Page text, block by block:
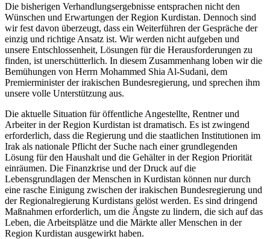
Die bisherigen Verhandlungsergebnisse entsprachen nicht den
Wünschen und Erwartungen der Region Kurdistan. Dennoch sind
wir fest davon überzeugt, dass ein Weiterführen der Gespräche der
einzig und richtige Ansatz ist. Wir werden nicht aufgeben und
unsere Entschlossenheit, Lösungen für die Herausforderungen zu
finden, ist unerschütterlich. In diesem Zusammenhang loben wir die
Bemühungen von Herrn Mohammed Shia Al-Sudani, dem
Premierminister der irakischen Bundesregierung, und sprechen ihm
unsere volle Unterstützung aus.
Die aktuelle Situation für öffentliche Angestellte, Rentner und
Arbeiter in der Region Kurdistan ist dramatisch. Es ist zwingend
erforderlich, dass die Regierung und die staatlichen Institutionen im
Irak als nationale Pflicht der Suche nach einer grundlegenden
Lösung für den Haushalt und die Gehälter in der Region Priorität
einräumen. Die Finanzkrise und der Druck auf die
Lebensgrundlagen der Menschen in Kurdistan können nur durch
eine rasche Einigung zwischen der irakischen Bundesregierung und
der Regionalregierung Kurdistans gelöst werden. Es sind dringend
Maßnahmen erforderlich, um die Ängste zu lindern, die sich auf das
Leben, die Arbeitsplätze und die Märkte aller Menschen in der
Region Kurdistan ausgewirkt haben.